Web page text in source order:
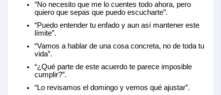
“No necesito que me lo cuentes todo ahora, pero
quiero que sepas que puedo escucharte”.
“Puedo entender tu enfado y aun así mantener este
límite”.
“Vamos a hablar de una cosa concreta, no de toda tu
vida”.
“¿Qué parte de este acuerdo te parece imposible
cumplir?”.
“Lo revisamos el domingo y vemos qué ajustar”.